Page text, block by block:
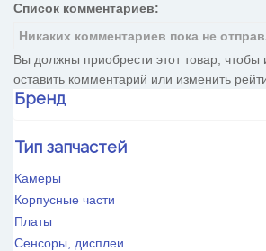
Список комментариев:
Никаких комментариев пока не
Вы должны приобрести этот товар, чтобы
оставить комментарий или изменить
Бренд
Huawei
OnePlus
OPPO
Realme
VIVO
Тип запчастей
Камеры
Корпусные части
Платы
Сенсоры, дисплеи